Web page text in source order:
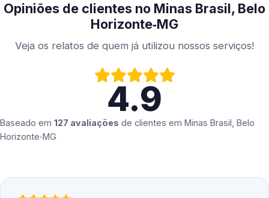
Opiniões de clientes no Minas Brasil, Belo
Horizonte‑MG
Veja os relatos de quem já utilizou nossos serviços!
4.9
Baseado em 127 avaliações de clientes em Minas Brasil, Belo
Horizonte‑MG